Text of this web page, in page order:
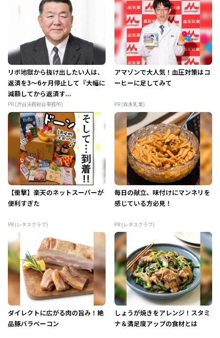
リボ地獄から抜け出したい人は、
返済を3～6ヶ月停止して『大幅に
減額してから返済す...
PR (渋谷法務総合事務所)
アマゾンで大人気！血圧対策はコ
ーヒーに足してみて
PR (森永乳業)
【衝撃】楽天のネットスーパーが
便利すぎた
PR (レタスクラブ)
毎日の献立、味付けにマンネリを
感じている方必見！
PR (レタスクラブ)
ダイレクトに広がる肉の旨み！絶
品豚バラベーコン
しょうが焼きをアレンジ！スタミ
ナ＆満足度アップの食材とは